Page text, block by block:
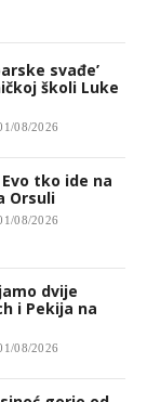
svađe’
školi Luke
08/2026
Evo tko ide na
Orsuli
08/2026
dvije
i Pekija na
08/2026